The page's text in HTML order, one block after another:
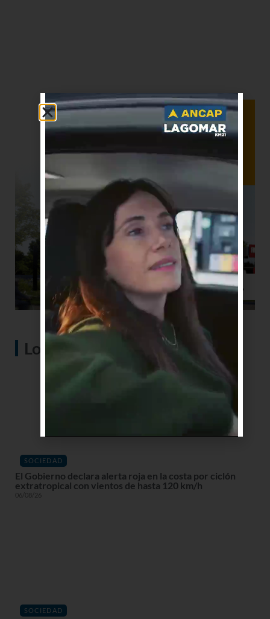
Lo más visto
SOCIEDAD
El Gobierno declara alerta roja en la costa por ciclón
extratropical con vientos de hasta 120 km/h
06/08/26
SOCIEDAD